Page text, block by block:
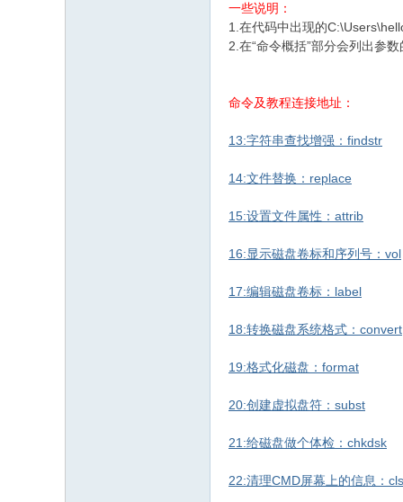
一些说明：
1.在代码中出现的
2.在“命令概括”部分会列出参
命令及教程连接地址：
13:字符串查找增强：findstr
14:文件替换：replace
15:设置文件属性：attrib
16:显示磁盘卷标和序列号：vol
17:编辑磁盘卷标：label
18:转换磁盘系统格式：convert
19:格式化磁盘：format
20:创建虚拟盘符：subst
21:给磁盘做个体检：chkdsk
22:清理CMD屏幕上的信息：cls